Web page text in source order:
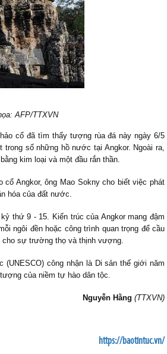
AFP/TTXVN
cổ đã tìm thấy tượng rùa đá này ngày 6/5
số những hồ nước tại Angkor. Ngoài ra,
kim loại và một đầu rắn thần.
Angkor, ông Mao Sokny cho biết việc phát
hóa của đất nước.
thứ 9 - 15. Kiến trúc của Angkor mang đậm
ngôi đền hoặc công trình quan trọng để cầu
sự trường thọ và thịnh vượng.
công nhận là Di sản thế giới năm
của niềm tự hào dân tộc.
Nguyễn Hằng (TTXVN)
https://baotintuc.vn/